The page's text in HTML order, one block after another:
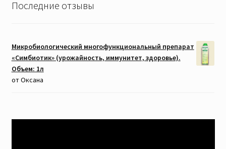
Последние отзывы
Микробиологический многофункциональный препарат
«Симбиотик» (урожайность, иммунитет, здоровье).
Объем: 1л
от Оксана